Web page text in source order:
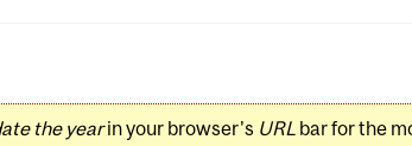
the yearin your browser's URLbar for the